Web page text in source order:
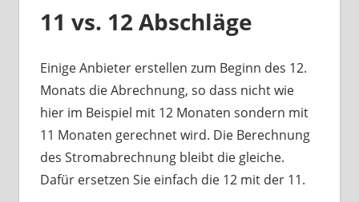
11 vs. 12 Abschläge
Einige Anbieter erstellen zum Beginn des 12.
Monats die Abrechnung, so dass nicht wie
hier im Beispiel mit 12 Monaten sondern mit
11 Monaten gerechnet wird. Die Berechnung
des Stromabrechnung bleibt die gleiche.
Dafür ersetzen Sie einfach die 12 mit der 11.